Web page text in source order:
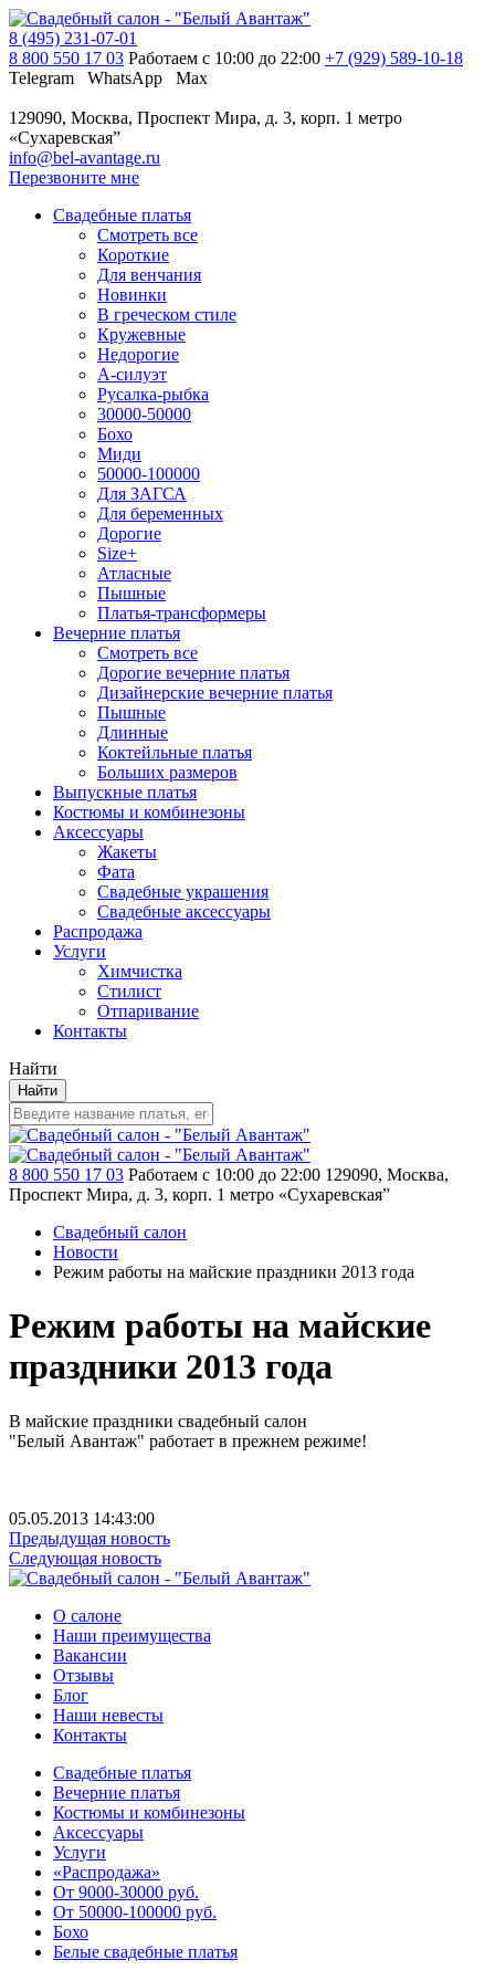
8 (495) 231-07-01
8 800 550 17 03 Работаем с 10:00 до 22:00 +7 (929) 589-10-18
Telegram
WhatsApp Max
129090, Москва, Проспект Мира, д. 3, корп. 1 метро
«Сухаревская”
info@bel-avantage.ru
Перезвоните мне
Свадебные платья
Смотреть все
Короткие
Для венчания
Новинки
В греческом стиле
Кружевные
Недорогие
А-силуэт
Русалка-рыбка
30000-50000
Бохо
Миди
50000-100000
Для ЗАГСА
Для беременных
Дорогие
Size+
Атласные
Пышные
Платья-трансформеры
Вечерние платья
Смотреть все
Дорогие вечерние платья
Дизайнерские вечерние платья
Пышные
Длинные
Коктейльные платья
Больших размеров
Выпускные платья
Костюмы и комбинезоны
Аксессуары
Жакеты
Фата
Свадебные украшения
Свадебные аксессуары
Распродажа
Услуги
Химчистка
Стилист
Отпаривание
Контакты
Найти
Найти
8 800 550 17 03 Работаем с 10:00 до 22:00 129090, Москва,
Проспект Мира, д. 3, корп. 1 метро «Сухаревская”
Свадебный салон
Новости
Режим работы на майские праздники 2013 года
Режим работы на майские
праздники 2013 года
В майские праздники свадебный салон
"Белый Авантаж" работает в прежнем режиме!
05.05.2013 14:43:00
Предыдущая новость
Следующая новость
О салоне
Наши преимущества
Вакансии
Отзывы
Блог
Наши невесты
Контакты
Свадебные платья
Вечерние платья
Костюмы и комбинезоны
Аксессуары
Услуги
«Распродажа»
От 9000-30000 руб.
От 50000-100000 руб.
Бохо
Белые свадебные платья